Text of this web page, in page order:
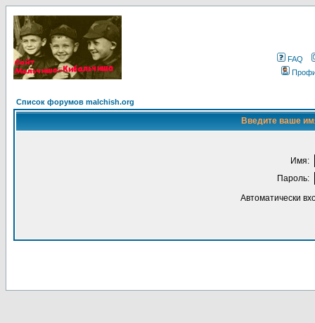
FAQ
Список форумов malchish.org
Введите ваше
Имя:
Пароль:
Автоматически